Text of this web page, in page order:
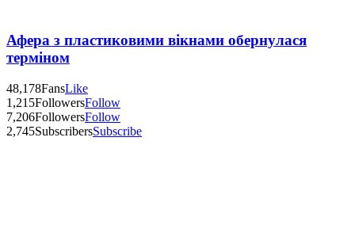
Афера з пластиковими вікнами обернулася
терміном
48,178FansLike
1,215FollowersFollow
7,206FollowersFollow
2,745SubscribersSubscribe